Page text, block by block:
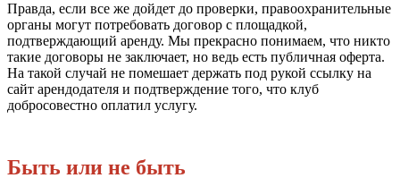
Правда, если все же дойдет до проверки, правоохранительные
органы могут потребовать договор с площадкой,
подтверждающий аренду. Мы прекрасно понимаем, что никто
такие договоры не заключает, но ведь есть публичная оферта.
На такой случай не помешает держать под рукой ссылку на
сайт арендодателя и подтверждение того, что клуб
добросовестно оплатил услугу.
Быть или не быть